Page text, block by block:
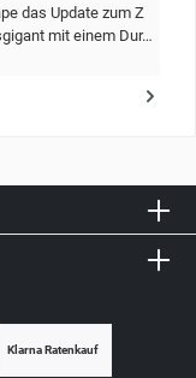
das Update zum Z
mit einem Dur…
Klarna Ratenkauf